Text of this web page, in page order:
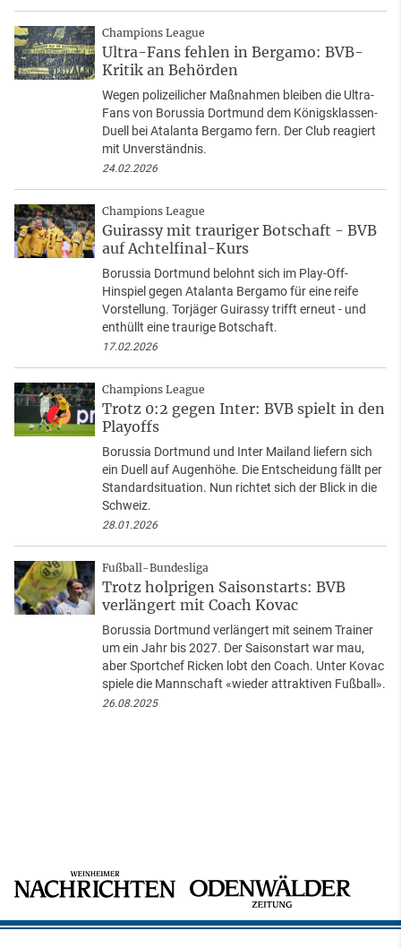
Champions League
Ultra-Fans fehlen in Bergamo: BVB-
Kritik an Behörden
Wegen polizeilicher Maßnahmen bleiben die Ultra-
Fans von Borussia Dortmund dem Königsklassen-
Duell bei Atalanta Bergamo fern. Der Club reagiert
mit Unverständnis.
24.02.2026
Champions League
Guirassy mit trauriger Botschaft - BVB
auf Achtelfinal-Kurs
Borussia Dortmund belohnt sich im Play-Off-
Hinspiel gegen Atalanta Bergamo für eine reife
Vorstellung. Torjäger Guirassy trifft erneut - und
enthüllt eine traurige Botschaft.
17.02.2026
Champions League
Trotz 0:2 gegen Inter: BVB spielt in den
Playoffs
Borussia Dortmund und Inter Mailand liefern sich
ein Duell auf Augenhöhe. Die Entscheidung fällt per
Standardsituation. Nun richtet sich der Blick in die
Schweiz.
28.01.2026
Fußball-Bundesliga
Trotz holprigen Saisonstarts: BVB
verlängert mit Coach Kovac
Borussia Dortmund verlängert mit seinem Trainer
um ein Jahr bis 2027. Der Saisonstart war mau,
aber Sportchef Ricken lobt den Coach. Unter Kovac
spiele die Mannschaft «wieder attraktiven Fußball».
26.08.2025